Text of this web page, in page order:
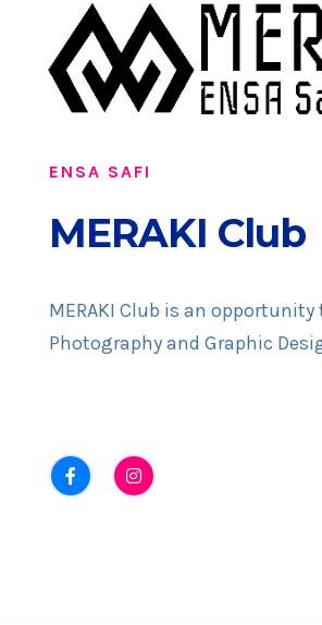
ENSA SAFI
MERAKI Club
MERAKI Club is an
Photography and Graphic